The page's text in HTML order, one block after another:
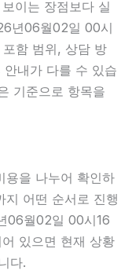
이는 장점보다 실
년06월02일 00시
함 범위, 상담 방
내가 다를 수 있습
기준으로 항목을
용을 나누어 확인하
지 어떤 순서로 진행
06월02일 00시16
있으면 현재 상황
다.